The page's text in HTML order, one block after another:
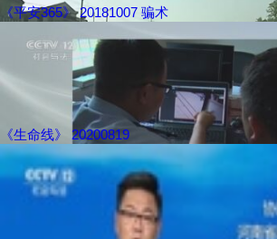
《平安365》 20181007 骗术
《生命线》 20200819